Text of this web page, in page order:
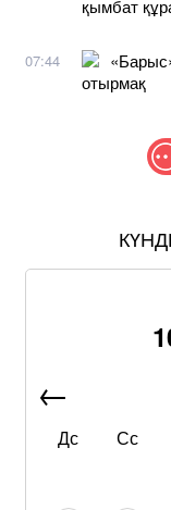
қымбат
07:44
отырмақ
Дс
Сс